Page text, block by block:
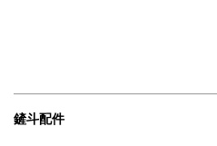
鏟斗配件